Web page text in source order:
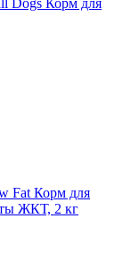
Fat Корм для
ЖКТ, 2 кг